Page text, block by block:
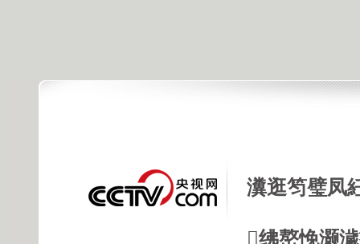
瀵逛笉璧凤
绋嶅悗灏